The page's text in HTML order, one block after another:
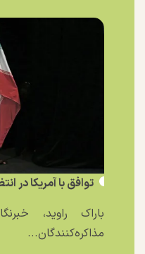
توافق با آمریکا در
باراک راوید،
مذاکره‌کنندگان...